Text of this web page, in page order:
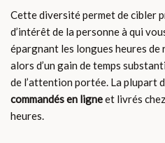
Cette diversité permet de cibler
d’intérêt de la personne à qui
épargnant les longues heures de
alors d’un gain de temps
de l’attention portée. La plupart
commandés en ligneet livrés
heures.